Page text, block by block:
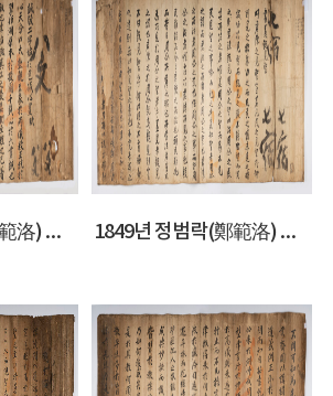
1836년 정범락(鄭範洛) 시권(試卷) 1849년 정범락(鄭範洛) 시권(試卷)